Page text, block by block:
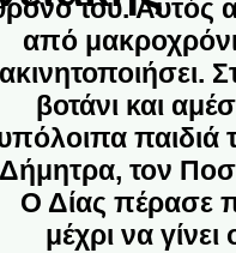
του. Αυτός
από
ακινητοποιήσει.
βοτάνι και
παιδιά
Δήμητρα, τον
Ο Δίας πέρασε
μέχρι να